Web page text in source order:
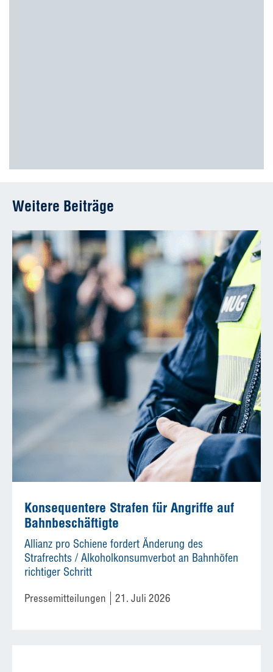
Weitere Beiträge
Konsequentere Strafen für Angriffe auf
Bahnbeschäftigte
Allianz pro Schiene fordert Änderung des
Strafrechts / Alkoholkonsumverbot an Bahnhöfen
richtiger Schritt
Pressemitteilungen 21. Juli 2026